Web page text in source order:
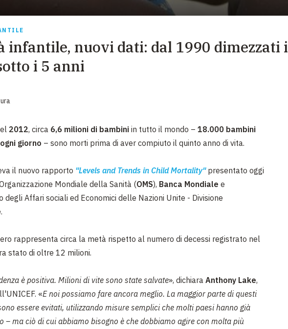
DIVERSI MODI PER DONARE. SCEGLI IL PIÙ
infantile, nuovi dati: dal 1990 dimezzati i
i 5 anni
el 2012, circa 6,6 milioni di bambini in tutto il mondo – 18.000 bambini
ogni giorno – sono morti prima di aver compiuto il quinto anno di vita.
il nuovo rapporto "Levels and Trends in Child Mortality"presentato oggi
Mondiale della Sanità (OMS), Banca Mondiale e
degli Affari sociali ed Economici delle Nazioni Unite - Divisione
rappresenta circa la metà rispetto al numero di decessi registrato nel
stato di oltre 12 milioni.
è positiva. Milioni di vite sono state salvate», dichiara Anthony Lake,
«E noi possiamo fare ancora meglio. La maggior parte di questi
essere evitati, utilizzando misure semplici che molti paesi hanno già
– ma ciò di cui abbiamo bisogno è che dobbiamo agire con molta più